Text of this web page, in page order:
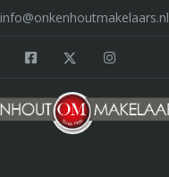
info@onkenhoutmakelaars.nl